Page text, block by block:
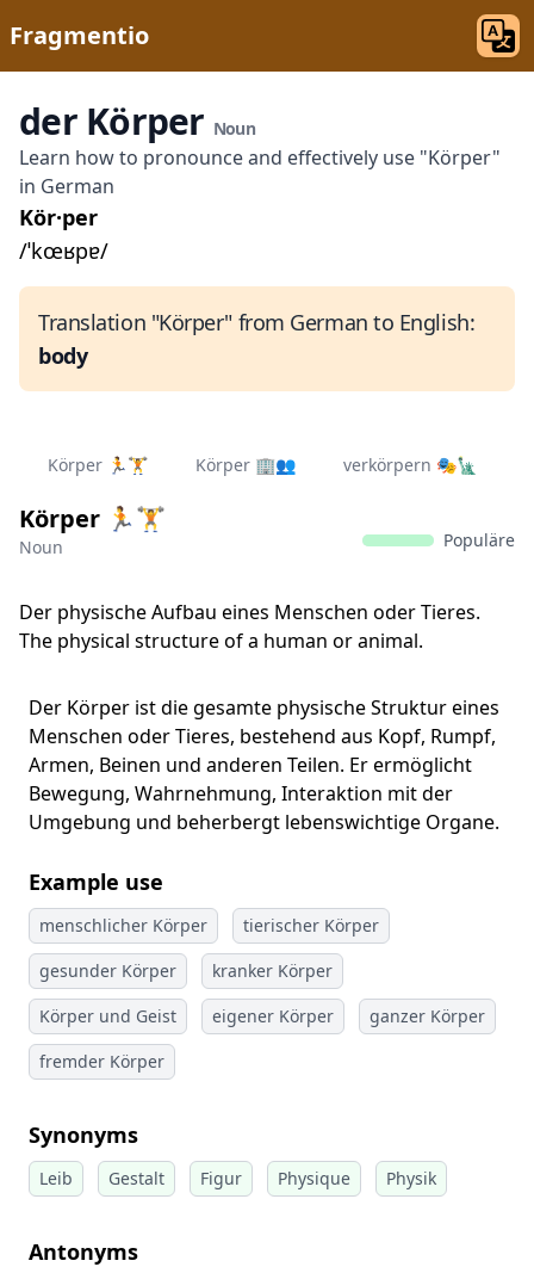
Fragmentio
der Körper Noun
Learn how to pronounce and effectively use "Körper"
in German
Kör·per
/ˈkœʁpɐ/
Translation "Körper" from German to English:
body
Körper 🏃🏋 Körper 🏢👥 verkörpern 🎭🗽
Körper 🏃🏋️
Noun Populäre
Der physische Aufbau eines Menschen oder Tieres.
The physical structure of a human or animal.
Der Körper ist die gesamte physische Struktur eines
Menschen oder Tieres, bestehend aus Kopf, Rumpf,
Armen, Beinen und anderen Teilen. Er ermöglicht
Bewegung, Wahrnehmung, Interaktion mit der
Umgebung und beherbergt lebenswichtige Organe.
Example use
menschlicher Körper
tierischer Körper
gesunder Körper
kranker Körper
Körper und Geist
eigener Körper
ganzer Körper
fremder Körper
Synonyms
Leib Gestalt Figur Physique Physik
Antonyms